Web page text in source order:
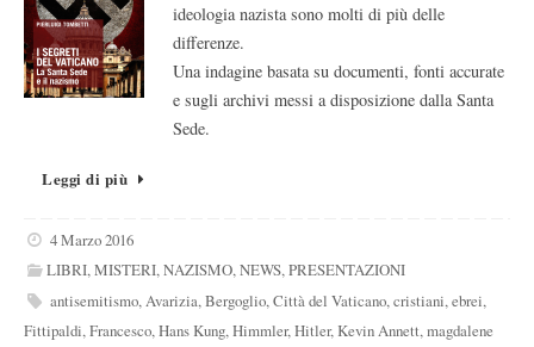
ideologia nazista sono molti di più delle
differenze.
Una indagine basata su documenti, fonti accurate
e sugli archivi messi a disposizione dalla Santa
Sede.
Leggi di più
4 Marzo 2016
LIBRI,MISTERI,NAZISMO,NEWS,PRESENTAZIONI
antisemitismo,Avarizia,Bergoglio,Città del Vaticano,cristiani,ebrei,
Fittipaldi,Francesco,Hans Kung,Himmler,Hitler,Kevin Annett,magdalene